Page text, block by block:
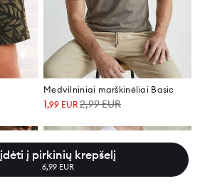
Medvilniniai marškinėliai Basic
1,99 EUR 2,99EUR
įdėti į pirkinių krepšelį
6,99 EUR